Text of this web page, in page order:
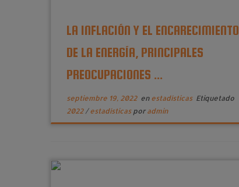
LA INFLACIÓN Y EL ENCARECIMIENTO
DE LA ENERGÍA, PRINCIPALES
PREOCUPACIONES ...
septiembre 19, 2022en estadísticas Etiquetado
2022 /estadísticas por admin